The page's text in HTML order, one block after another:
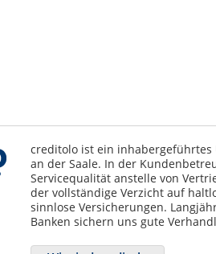
creditolo ist ein
an der Saale. In der
Servicequalität anstelle von
der vollständige Verzicht auf
sinnlose Versicherungen.
Banken sichern uns gute